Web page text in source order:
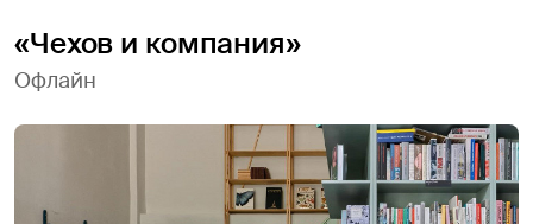
«Чехов и компания»
Офлайн